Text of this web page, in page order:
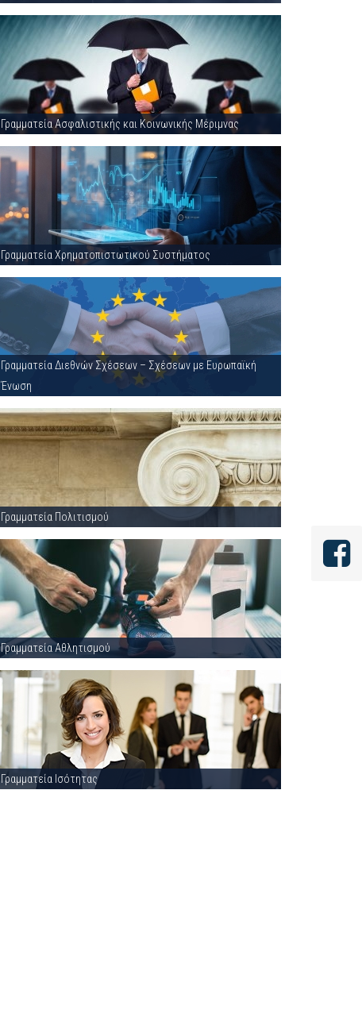
Γραμματεία Ασφαλιστικής και Κοινωνικής Μέριμνας
Γραμματεία Χρηματοπιστωτικού Συστήματος
Γραμματεία Διεθνών Σχέσεων – Σχέσεων με Ευρωπαϊκή
Ένωση
Γραμματεία Πολιτισμού
Γραμματεία Αθλητισμού
Γραμματεία Ισότητας